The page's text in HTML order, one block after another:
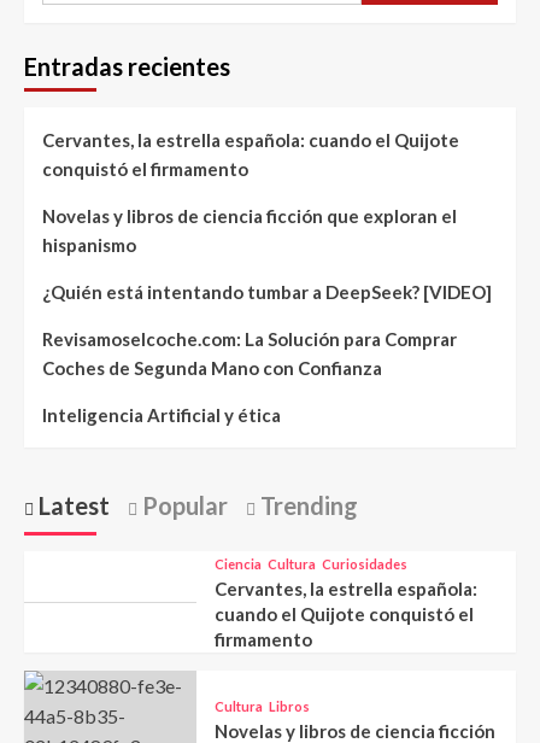
Entradas recientes
Cervantes, la estrella española: cuando el Quijote
conquistó el firmamento
Novelas y libros de ciencia ficción que exploran el
hispanismo
¿Quién está intentando tumbar a DeepSeek? [VIDEO]
Revisamoselcoche.com: La Solución para Comprar
Coches de Segunda Mano con Confianza
Inteligencia Artificial y ética
Latest Popular Trending
Ciencia Cultura Curiosidades
Cervantes, la estrella española:
cuando el Quijote conquistó el
firmamento
Cultura Libros
Novelas y libros de ciencia ficción